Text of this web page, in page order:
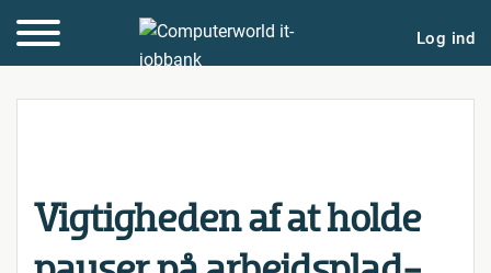
Log ind
Vig­tig­he­den af at holde